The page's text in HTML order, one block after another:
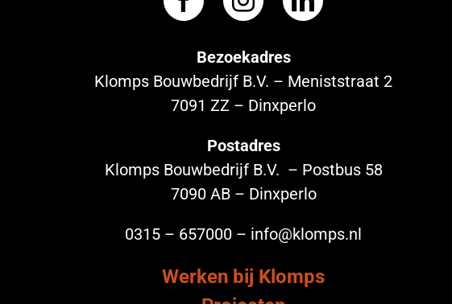
Bezoekadres
Klomps Bouwbedrijf B.V. – Meniststraat 2
7091 ZZ – Dinxperlo
Postadres
Klomps Bouwbedrijf B.V. – Postbus 58
7090 AB – Dinxperlo
0315 – 657000 – info@klomps.nl
Werken bij Klomps